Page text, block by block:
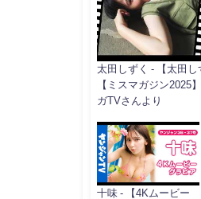
太田しずく - 【太田し
【ミスマガジン2025
ガTVさんより
十味 - 【4Kムービー